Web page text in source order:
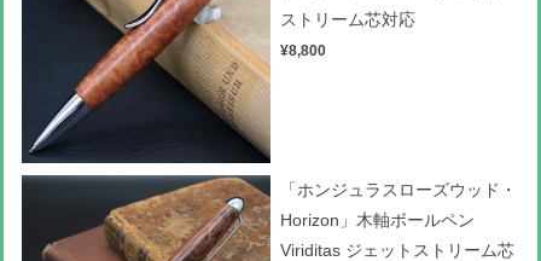
ストリーム芯対応
¥8,800
「ホンジュラスローズウッド・
Horizon」木軸ボールペン
Viriditas ジェットストリーム芯